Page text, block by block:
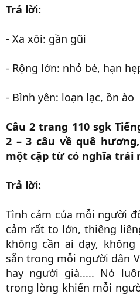
Trả lời:
- Xa xôi: gần gũi
- Rộng lớn: nhỏ bé, hạn
- Bình yên: loạn lạc, ồn ào
Câu 2 trang 110 sgk
2 – 3 câu về quê
một cặp từ có nghĩa trái
Trả lời:
Tình cảm của mỗi người
cảm rất to lớn, thiêng
không cần ai dạy,
sẵn trong mỗi người dân
hay người già..... Nó
trong lòng khiến mỗi